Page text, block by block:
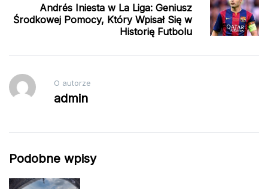
Andrés Iniesta w La Liga: Geniusz
Środkowej Pomocy, Który Wpisał Się w
Historię Futbolu
O autorze
admin
Podobne wpisy